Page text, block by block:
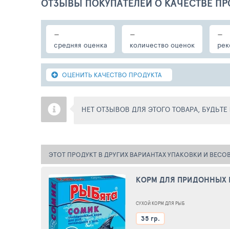
ОТЗЫВЫ ПОКУПАТЕЛЕЙ О КАЧЕСТВЕ
-
средняя оценка
-
количество оценок
-
ОЦЕНИТЬ КАЧЕСТВО ПРОДУКТА
НЕТ ОТЗЫВОВ ДЛЯ ЭТОГО ТОВАРА,
ЭТОТ ПРОДУКТ В ДРУГИХ ВАРИАНТАХ УПАКОВКИ И
КОРМ ДЛЯ ПРИДОННЫХ
СУХОЙ КОРМ ДЛЯ РЫБ
35 гр.